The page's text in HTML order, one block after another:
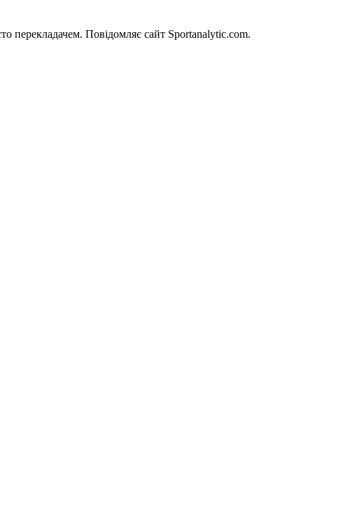
перекладачем. Повідомляє сайт Sportanalytic.com.